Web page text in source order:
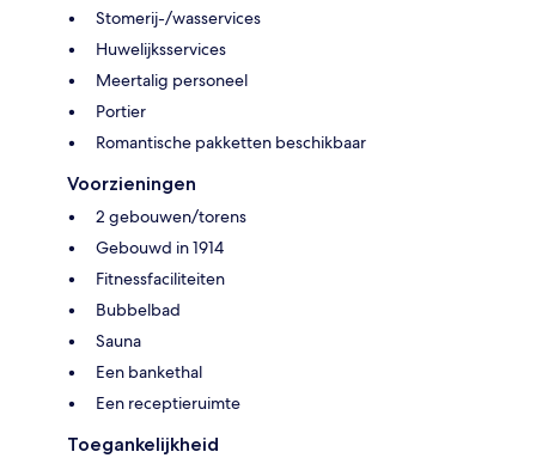
Stomerij-/wasservices
Huwelijksservices
Meertalig personeel
Portier
Romantische pakketten beschikbaar
Voorzieningen
2 gebouwen/torens
Gebouwd in 1914
Fitnessfaciliteiten
Bubbelbad
Sauna
Een bankethal
Een receptieruimte
Toegankelijkheid